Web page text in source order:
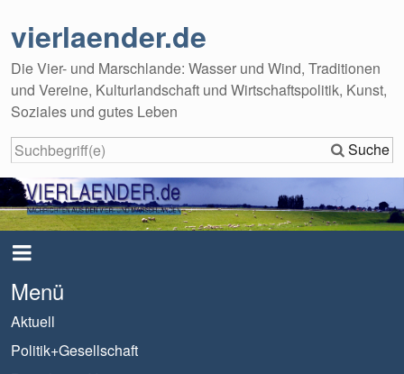
vierlaender.de
Die Vier- und Marschlande: Wasser und Wind, Traditionen
und Vereine, Kulturlandschaft und Wirtschaftspolitik, Kunst,
Soziales und gutes Leben
Suche
Menü
Aktuell
Politik+Gesellschaft